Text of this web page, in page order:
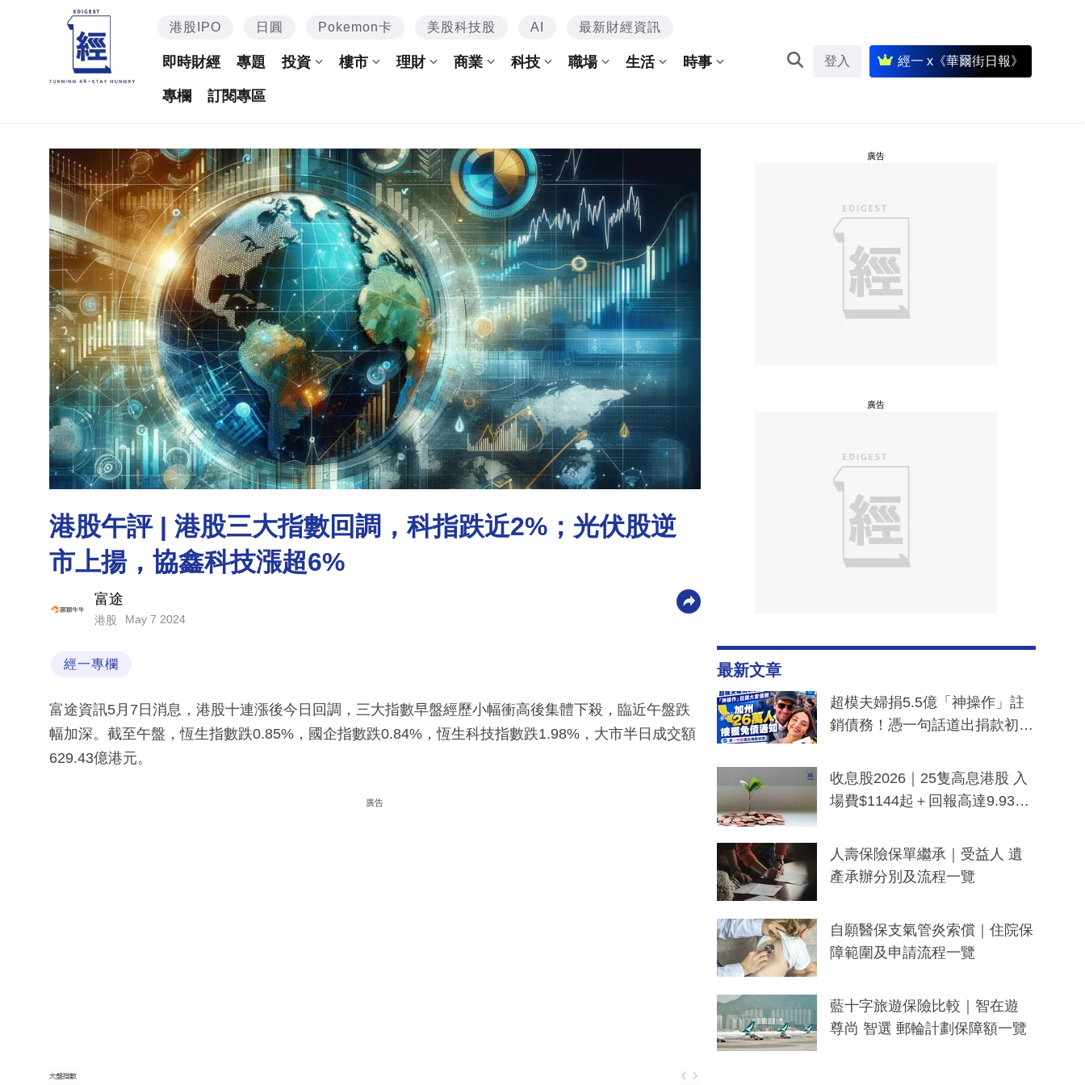
港股IPO 日圓 Pokemon卡 美股科技股 AI 最新財經資訊
即時財經 專題 投資 樓市 理財 商業 科技 職場 生活 時事
專欄 訂閱專區
登入 經一 x《華爾街日報》
港股午評 | 港股三大指數回調，科指跌近2%；光伏股逆
市上揚，協鑫科技漲超6%
富途
港股 May 7 2024
經一專欄
富途資訊5月7日消息，港股十連漲後今日回調，三大指數早盤經歷小幅衝高後集體下殺，臨近午盤跌
幅加深。截至午盤，恆生指數跌0.85%，國企指數跌0.84%，恆生科技指數跌1.98%，大市半日成交額
629.43億港元。
廣告
廣告
廣告
最新文章
超模夫婦捐5.5億「神操作」註
銷債務！憑一句話道出捐款初
一度被誤當詐騙手段
收息股2026｜25隻高息港股 入
場費$1144起＋回報高達9.93
人壽保險保單繼承｜受益人 遺
產承辦分別及流程一覽
自願醫保支氣管炎索償｜住院保
障範圍及申請流程一覽
藍十字旅遊保險比較｜智在遊
尊尚 智選 郵輪計劃保障額一覽